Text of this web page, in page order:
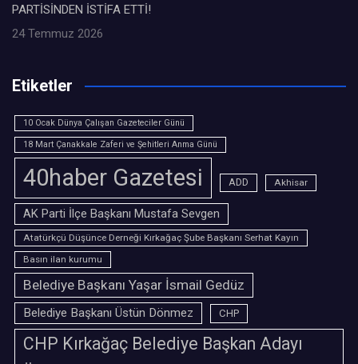
PARTİSİNDEN İSTİFA ETTİ!
24 Temmuz 2026
Etiketler
10 Ocak Dünya Çalışan Gazeteciler Günü
18 Mart Çanakkale Zaferi ve Şehitleri Anma Günü
40haber Gazetesi ADD Akhisar
AK Parti İlçe Başkanı Mustafa Sevgen
Atatürkçü Düşünce Derneği Kırkağaç Şube Başkanı Serhat Kayın
Basın ilan kurumu
Belediye Başkanı Yaşar İsmail Gedüz
Belediye Başkanı Üstün Dönmez CHP
CHP Kırkağaç Belediye Başkan Adayı